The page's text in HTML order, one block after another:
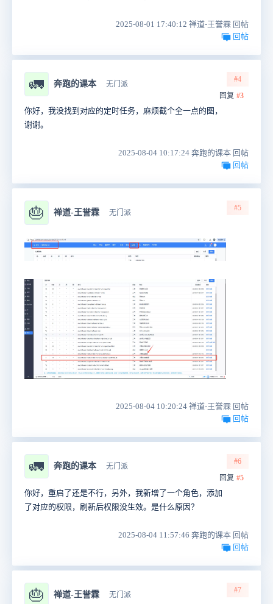
2025-08-01 17:40:12 禅道-王誉霖 回帖
回帖
🚛 奔跑的课本 无门派
#4
回复 #3
你好，我没找到对应的定时任务，麻烦截个全一点的图，
谢谢。
2025-08-04 10:17:24 奔跑的课本 回帖
回帖
🎂 禅道-王誉霖 无门派
#5
2025-08-04 10:20:24 禅道-王誉霖 回帖
回帖
🚛 奔跑的课本 无门派
#6
回复 #5
你好，重启了还是不行，另外，我新增了一个角色，添加
了对应的权限，刷新后权限没生效。是什么原因？
2025-08-04 11:57:46 奔跑的课本 回帖
回帖
🎂 禅道-王誉霖 无门派
#7